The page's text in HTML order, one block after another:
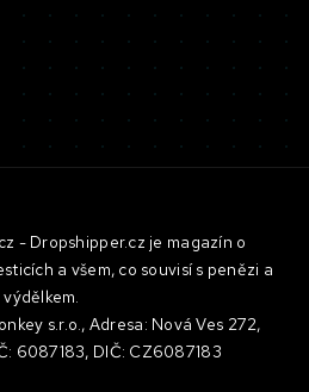
- Dropshipper.cz je magazín o
a všem, co souvisí s penězi a
výdělkem.
s.r.o., Adresa: Nová Ves 272,
6087183, DIČ: CZ6087183